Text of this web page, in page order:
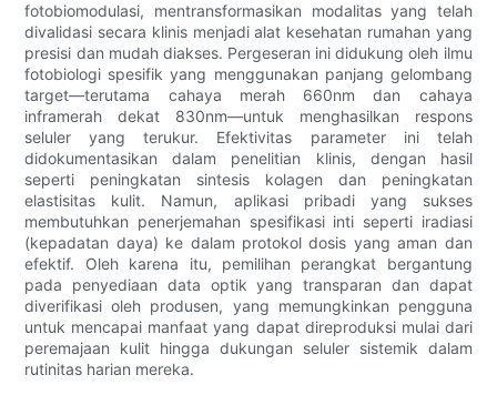
fotobiomodulasi, mentransformasikan modalitas yang telah
divalidasi secara klinis menjadi alat kesehatan rumahan yang
presisi dan mudah diakses. Pergeseran ini didukung oleh ilmu
fotobiologi spesifik yang menggunakan panjang gelombang
target—terutama cahaya merah 660nm dan cahaya
inframerah dekat 830nm—untuk menghasilkan respons
seluler yang terukur. Efektivitas parameter ini telah
didokumentasikan dalam penelitian klinis, dengan hasil
seperti peningkatan sintesis kolagen dan peningkatan
elastisitas kulit. Namun, aplikasi pribadi yang sukses
membutuhkan penerjemahan spesifikasi inti seperti iradiasi
(kepadatan daya) ke dalam protokol dosis yang aman dan
efektif. Oleh karena itu, pemilihan perangkat bergantung
pada penyediaan data optik yang transparan dan dapat
diverifikasi oleh produsen, yang memungkinkan pengguna
untuk mencapai manfaat yang dapat direproduksi mulai dari
peremajaan kulit hingga dukungan seluler sistemik dalam
rutinitas harian mereka.